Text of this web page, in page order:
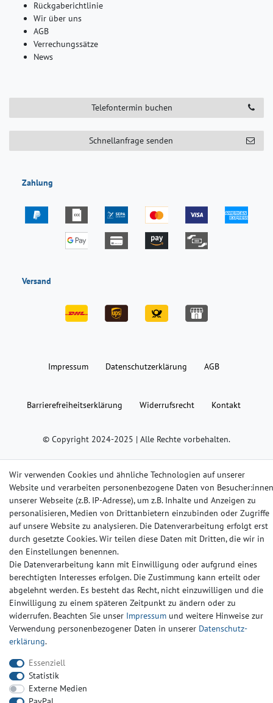
Rückgaberichtlinie
Wir über uns
AGB
Verrechungssätze
News
Telefontermin buchen
Schnellanfrage senden
Zahlung
Versand
Impressum Daten­schutz­erklärung AGB
Barrierefreiheitserklärung Widerrufs­recht Kontakt
Wir verwenden Cookies und ähnliche Technologien auf unserer
Website und verarbeiten personenbezogene Daten von Besucher:innen
unserer Webseite (z.B. IP-Adresse), um z.B. Inhalte und Anzeigen zu
personalisieren, Medien von Drittanbietern einzubinden oder Zugriffe
auf unsere Website zu analysieren. Die Datenverarbeitung erfolgt erst
durch gesetzte Cookies. Wir teilen diese Daten mit Dritten, die wir in
den Einstellungen benennen.
Die Datenverarbeitung kann mit Einwilligung oder aufgrund eines
berechtigten Interesses erfolgen. Die Zustimmung kann erteilt oder
abgelehnt werden. Es besteht das Recht, nicht einzuwilligen und die
Einwilligung zu einem späteren Zeitpunkt zu ändern oder zu
widerrufen. Beachten Sie unser Impressum und weitere Hinweise zur
Verwendung personenbezogener Daten in unserer Daten­schutz­
erklärung.
Essenziell
Statistik
Externe Medien
© Copyright 2024-2025 | Alle Rechte vorbehalten.
Widerrufs­recht Widerrufs­formular Impressum
Daten­schutz­erklärung AGB Kontakt